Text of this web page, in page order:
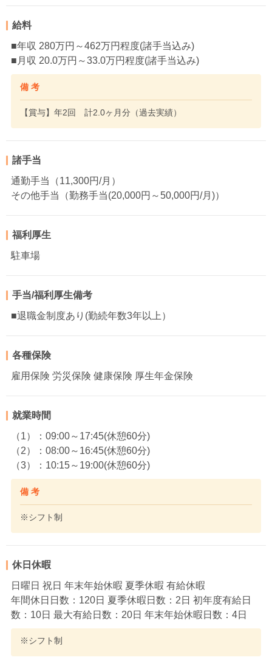
給料
■年収 280万円～462万円程度(諸手当込み)
■月収 20.0万円～33.0万円程度(諸手当込み)
備 考
【賞与】年2回 計2.0ヶ月分（過去実績）
諸手当
通勤手当（11,300円/月）
その他手当（勤務手当(20,000円～50,000円/月)）
福利厚生
駐車場
手当/福利厚生備考
■退職金制度あり(勤続年数3年以上）
各種保険
雇用保険 労災保険 健康保険 厚生年金保険
就業時間
（1）：09:00～17:45(休憩60分)
（2）：08:00～16:45(休憩60分)
（3）：10:15～19:00(休憩60分)
備 考
※シフト制
休日休暇
日曜日 祝日 年末年始休暇 夏季休暇 有給休暇
年間休日日数：120日 夏季休暇日数：2日 初年度有給日
数：10日 最大有給日数：20日 年末年始休暇日数：4日
※シフト制